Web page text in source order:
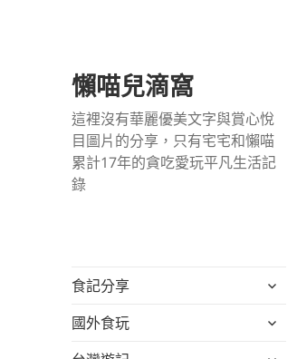
懶喵兒滴窩
這裡沒有華麗優美文字與賞心悅
目圖片的分享，只有宅宅和懶喵
累計17年的貪吃愛玩平凡生活記
錄
食記分享
展
子
國外食玩
展